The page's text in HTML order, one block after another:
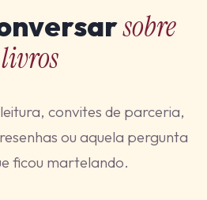
sobre
livros
convites de parceria,
ou aquela pergunta
ficou martelando.